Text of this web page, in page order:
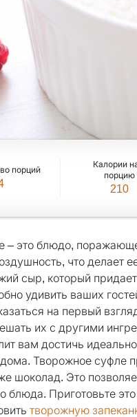
порций
Калории
порцию
210
– это блюдо,
что делает
сыр, который
удивить ваших
на первый
их с другими
вам достичь
Творожное суфле
шоколад. Это
блюда. Приготовьте
творожную